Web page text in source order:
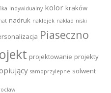
indywidualny kolor kraków
nadruk naklejek nakład niski
Piaseczno
projektowanie projekty
samoprzylepne solwent